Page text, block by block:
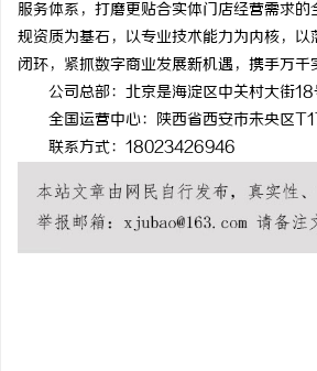
服务体系，打磨更贴合实体门店经营需求
规资质为基石，以专业技术能力为内核，
闭环，紧抓数字商业发展新机遇，携手万
公司总部：北京是海淀区中关村大街18
全国运营中心：陕西省西安市未央区
联系方式：18023426946